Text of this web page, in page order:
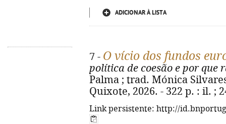
ADICIONAR À LISTA
7 - O vício dos fundos
política de coesão e por que
Palma ; trad. Mónica
Quixote, 2026. - 322 p. : il. ;
Link persistente: http://